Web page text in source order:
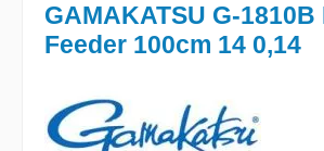
GAMAKATSU G-
Feeder 100cm 14 0,14